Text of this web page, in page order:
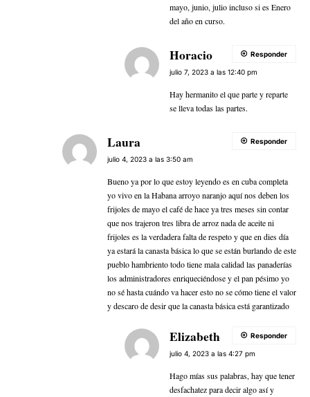
mayo, junio, julio incluso si es Enero
del año en curso.
Horacio
julio 7, 2023 a las 12:40 pm
Hay hermanito el que parte y reparte
se lleva todas las partes.
Responder
Laura
julio 4, 2023 a las 3:50 am
Bueno ya por lo que estoy leyendo es en cuba completa
yo vivo en la Habana arroyo naranjo aquí nos deben los
frijoles de mayo el café de hace ya tres meses sin contar
que nos trajeron tres libra de arroz nada de aceite ni
frijoles es la verdadera falta de respeto y que en dies día
ya estará la canasta básica lo que se están burlando de este
pueblo hambriento todo tiene mala calidad las panaderías
los administradores enriqueciéndose y el pan pésimo yo
no sé hasta cuándo va hacer esto no se cómo tiene el valor
y descaro de desir que la canasta básica está garantizado
Responder
Elizabeth
julio 4, 2023 a las 4:27 pm
Hago mías sus palabras, hay que tener
desfachatez para decir algo así y
Responder